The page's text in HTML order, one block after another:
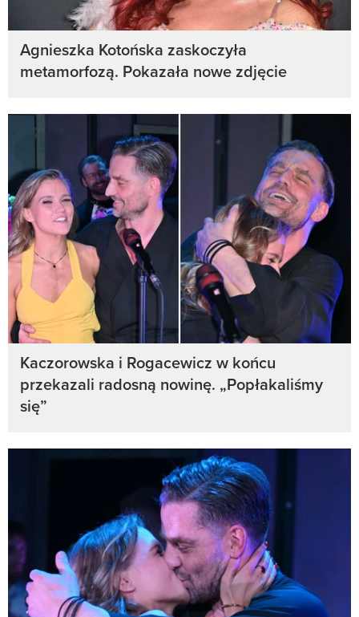
Agnieszka Kotońska zaskoczyła
metamorfozą. Pokazała nowe zdjęcie
Kaczorowska i Rogacewicz w końcu
przekazali radosną nowinę. „Popłakaliśmy
się”